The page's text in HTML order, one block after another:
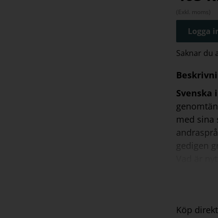
(Exkl. moms)
Logga
Saknar du
Svenska
med sina
gedigen
Köp